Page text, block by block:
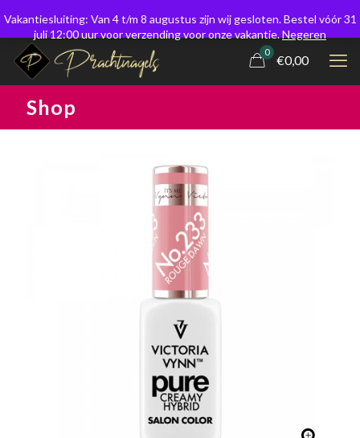
0
€0,00
Shop
Vakantiesluiting: Van 4 t/m 8 augustus zijn wij gesloten. Bestel vóór 31
juli 12:00 uur voor verzending voor onze vakantie.Negeren